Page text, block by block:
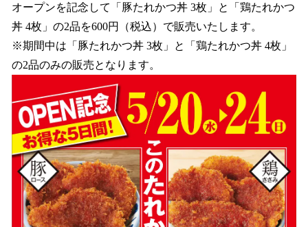
オープンを記念して「豚たれかつ丼 3枚」と「鶏たれかつ
丼 4枚」の2品を600円（税込）で販売いたします。
※期間中は「豚たれかつ丼 3枚」と「鶏たれかつ丼 4枚」
の2品のみの販売となります。